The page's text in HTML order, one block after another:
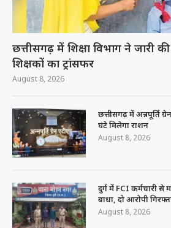
छत्तीसगढ़ में शिक्षा विभाग ने जारी
शिक्षकों का ट्रांसफर
August 8, 2026
छत्तीसगढ़ में अन्नपूर्ति
घंटे मिलेगा राशन
August 8, 2026
दुर्ग में FCI कर्मचारी से
बाधा, दो आरोपी
August 8, 2026